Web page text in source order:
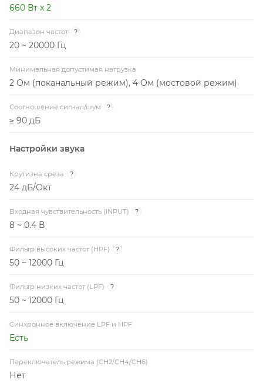
660 Вт x 2
Диапазон частот ?
20 ~ 20000 Гц
Минимальная допустимая нагрузка
2 Ом (поканальный режим), 4 Ом (мостовой режим)
Соотношение сигнал/шум ?
≥ 90 дБ
Настройки звука
Крутизна среза ?
24 дБ/Окт
Входная чувствительность (INPUT) ?
8 ~ 0.4 В
Фильтр высоких частот (HPF) ?
50 ~ 12000 Гц
Фильтр низких частот (LPF) ?
50 ~ 12000 Гц
Синхронное включение LPF и HPF
Есть
Переключатель режима (CH2/CH4/CH6)
Нет